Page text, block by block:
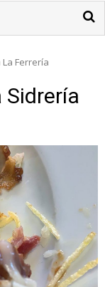
Ferrería
Sidrería